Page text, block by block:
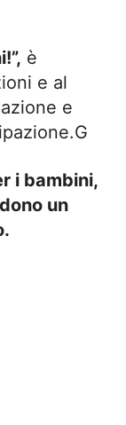
è
e al
e
i bambini,
un